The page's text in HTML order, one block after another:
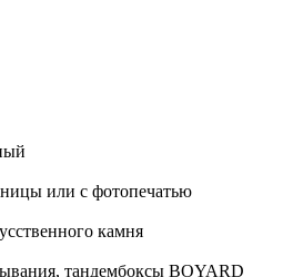
или с фотопечатью
камня
тандембоксы BOYARD